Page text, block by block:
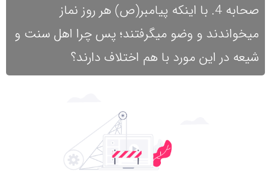
صحابه 4. با اینکه پیامبر(ص) هر روز نماز
میخواندند و وضو میگرفتند؛ پس چرا اهل سنت و
شیعه در این مورد با هم اختلاف دارند؟